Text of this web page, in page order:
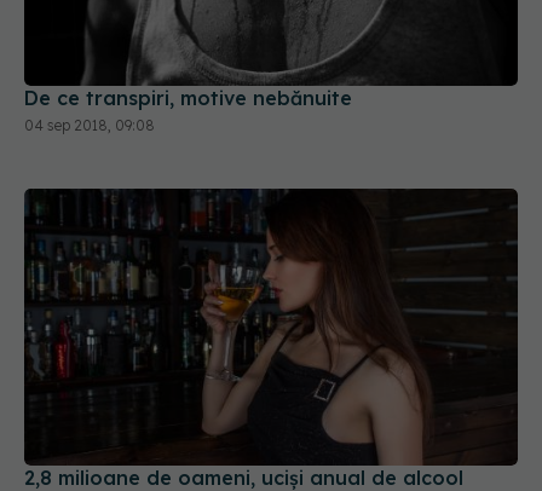
De ce transpiri, motive nebănuite
04 sep 2018, 09:08
2,8 milioane de oameni, uciși anual de alcool